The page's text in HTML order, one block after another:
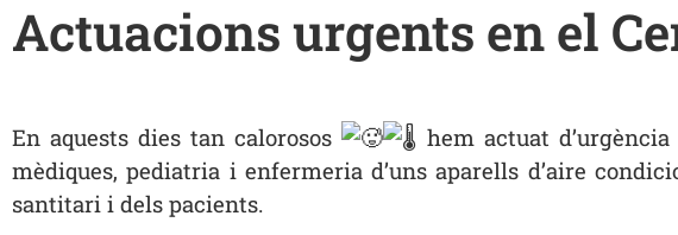
Actuacions urgents en el
En aquests dies tan calorosos
hem actuat
mèdiques, pediatria i enfermeria d’uns aparells d’aire
santitari i dels pacients.